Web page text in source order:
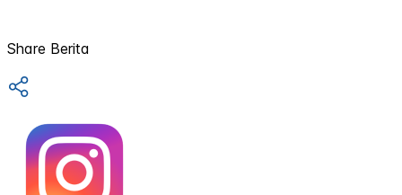
Share Berita